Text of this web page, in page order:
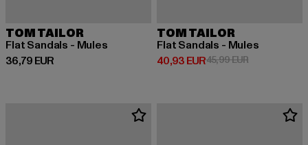
TOM TAILOR
Flat Sandals - Mules
36,79 EUR
Derzeitiger Preis: 36,79 EUR
TOM TAILOR
Flat Sandals - Mules
40,93 EUR
Derzeitiger Preis: 40,93 EUR
45,99 EURAktionspreis: